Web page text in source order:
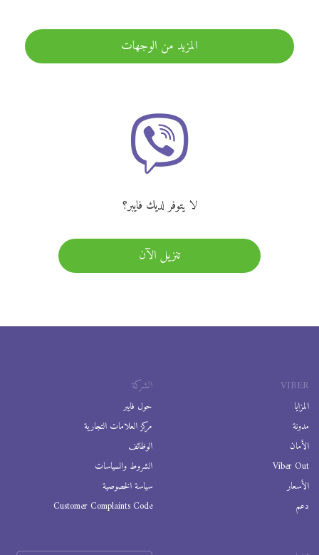
المزيد من الوجهات
لا يتوفر لديك فايبر؟
تنزيل الآن
VIBER
المزايا
مدونة
الأمان
Viber Out
الأسعار
دعم
الشركة
حول فايبر
مركز العلامات التجارية
الوظائف
الشروط والسياسات
سياسة الخصوصية
Customer Complaints Code